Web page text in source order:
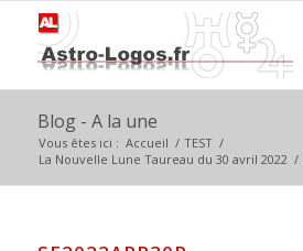
Blog - A la une
Vous êtes ici : Accueil / TEST /
La Nouvelle Lune Taureau du 30 avril 2022 /